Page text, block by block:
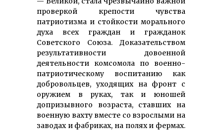
проверкой крепости чувства
патриотизма и стойкости морального
духа всех граждан и гражданок
Советского Союза. Доказательством
результативности довоенной
деятельности комсомола по военно-
патриотическому воспитанию как
добровольцев, уходящих на фронт с
оружием в руках, так и юношей
допризывного возраста, ставших на
военную вахту вместе со взрослыми на
заводах и фабриках, на полях и фермах.